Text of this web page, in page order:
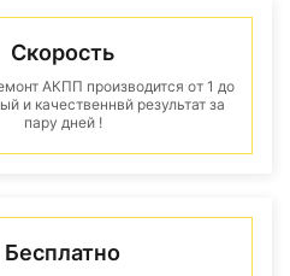
Скорость
АКПП производится от 1 до
и качественнвй результат за
пару дней !
Бесплатно